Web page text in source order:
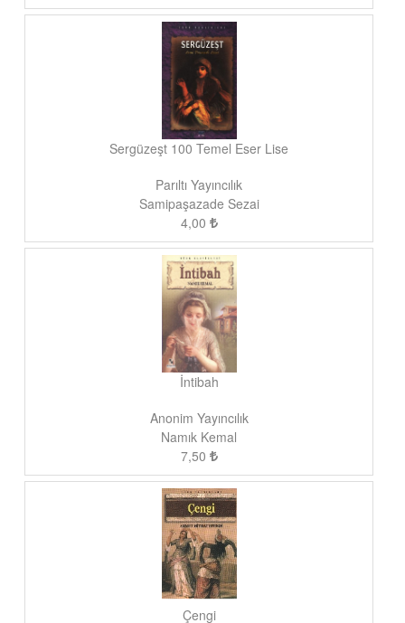
Sergüzeşt 100 Temel Eser Lise
Parıltı Yayıncılık
Samipaşazade Sezai
4,00
İntibah
Anonim Yayıncılık
Namık Kemal
7,50
Çengi